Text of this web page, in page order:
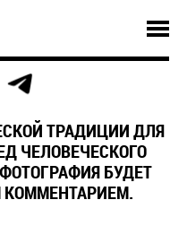
ТРАДИЦИИ ДЛЯ
ЧЕЛОВЕЧЕСКОГО
БУДЕТ